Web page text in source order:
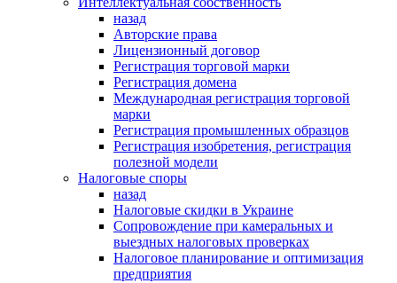
назад
Авторские права
Лицензионный договор
Регистрация торговой марки
Регистрация домена
Международная регистрация торговой
марки
Регистрация промышленных образцов
Регистрация изобретения, регистрация
полезной модели
Налоговые споры
назад
Налоговые скидки в Украине
Сопровождение при камеральных и
выездных налоговых проверках
Налоговое планирование и оптимизация
предприятия